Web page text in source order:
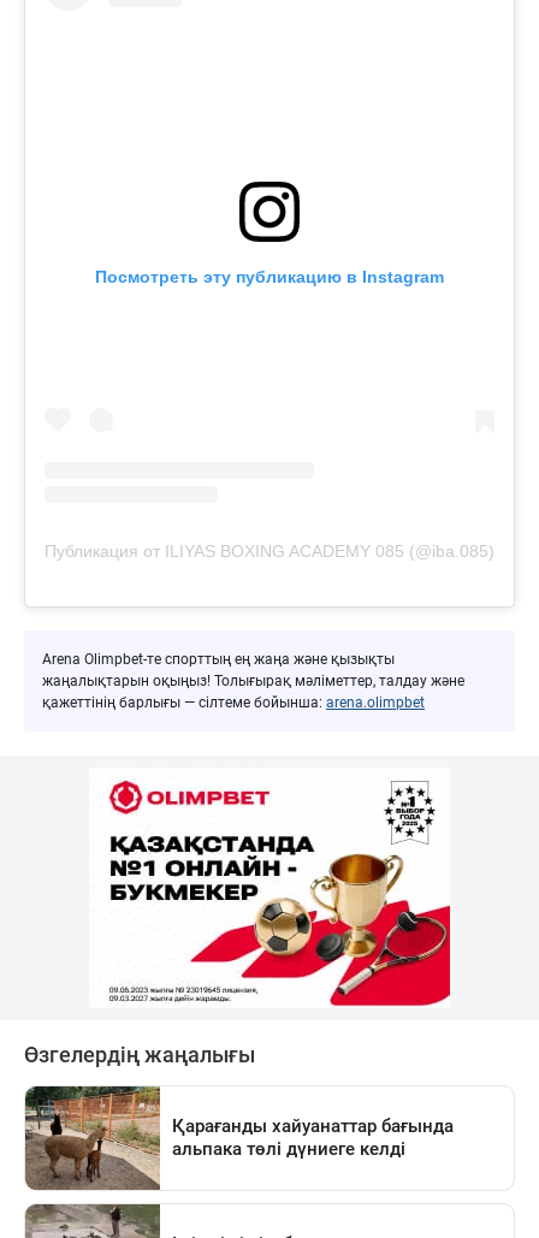
Посмотреть эту публикацию в Instagram
Публикация от ILIYAS BOXING ACADEMY 085 (@iba.085)
Arena Olimpbet-те спорттың ең жаңа және қызықты
жаңалықтарын оқыңыз! Толығырақ мәліметтер, талдау және
қажеттінің барлығы — сілтеме бойынша: arena.olimpbet